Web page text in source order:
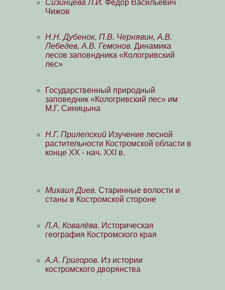
Сизинцева Л.И. Федор Васильевич
Чижов
Н.Н. Дубенок, П.В. Чернявин, А.В.
Лебедев, А.В. Гемонов. Динамика
лесов заповндника «Кологривский
лес»
Государственный природный
заповедник «Кологривский лес» им
М.Г. Синицына
Н.Г. ПрилепскийИзучение лесной
растительности Костромской области в
конце XX - нач. XXI в.
Михаил Диев. Старинные волости и
станы в Костромской стороне
Л.А. Ковалёва. Историческая
география Костромского края
А.А. Григоров. Из истории
костромского дворянства